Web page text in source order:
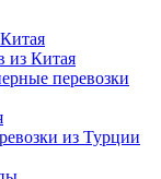
из Китая
перевозки
из Турции